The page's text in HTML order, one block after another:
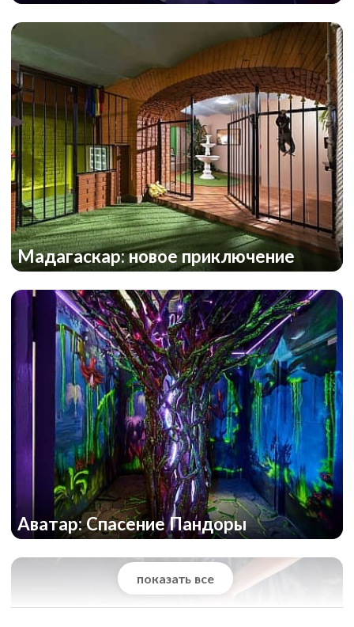
Мадагаскар: новое приключение
Аватар: Спасение Пандоры
показать все